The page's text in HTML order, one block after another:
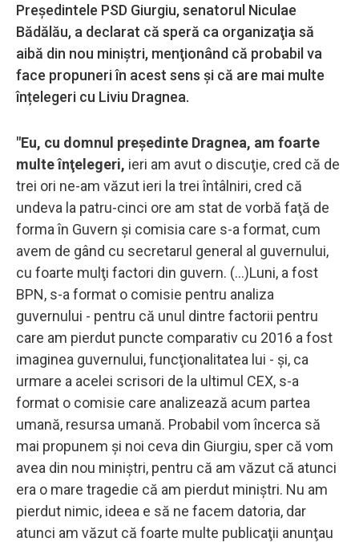
Preşedintele PSD Giurgiu, senatorul Niculae
Bădălău, a declarat că speră ca organizaţia să
aibă din nou miniştri, menţionând că probabil va
face propuneri în acest sens și că are mai multe
înțelegeri cu Liviu Dragnea.
"Eu, cu domnul preşedinte Dragnea, am foarte
multe înţelegeri, ieri am avut o discuţie, cred că de
trei ori ne-am văzut ieri la trei întâlniri, cred că
undeva la patru-cinci ore am stat de vorbă faţă de
forma în Guvern şi comisia care s-a format, cum
avem de gând cu secretarul general al guvernului,
cu foarte mulţi factori din guvern. (...)Luni, a fost
BPN, s-a format o comisie pentru analiza
guvernului - pentru că unul dintre factorii pentru
care am pierdut puncte comparativ cu 2016 a fost
imaginea guvernului, funcţionalitatea lui - şi, ca
urmare a acelei scrisori de la ultimul CEX, s-a
format o comisie care analizează acum partea
umană, resursa umană. Probabil vom încerca să
mai propunem şi noi ceva din Giurgiu, sper că vom
avea din nou miniştri, pentru că am văzut că atunci
era o mare tragedie că am pierdut miniştri. Nu am
pierdut nimic, ideea e să ne facem datoria, dar
atunci am văzut că foarte multe publicaţii anunţau